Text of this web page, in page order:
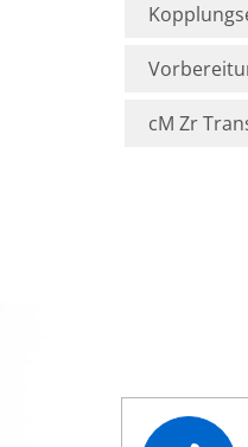
cM Zr